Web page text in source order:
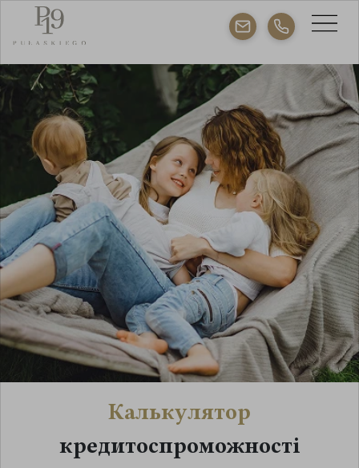
Калькулятор
кредитоспроможності